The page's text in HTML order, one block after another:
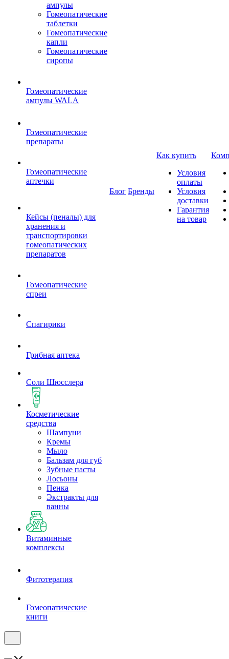
ампулы
Гомеопатические
таблетки
Гомеопатические
капли
Гомеопатические
сиропы
Гомеопатические
ампулы WALA
Гомеопатические
препараты
Гомеопатические
аптечки
Кейсы (пеналы) для
хранения и
транспортировки
гомеопатических
препаратов
Гомеопатические
спреи
Спагирики
Грибная аптека
Соли Шюсслера
Косметические
средства
Шампуни
Кремы
Мыло
Бальзам для губ
Зубные пасты
Лосьоны
Пенка
Экстракты для
ванны
Витаминные
комплексы
Фитотерапия
Гомеопатические
книги
Блог Бренды
Как купить
Условия
оплаты
Условия
доставки
Гарантия
на товар